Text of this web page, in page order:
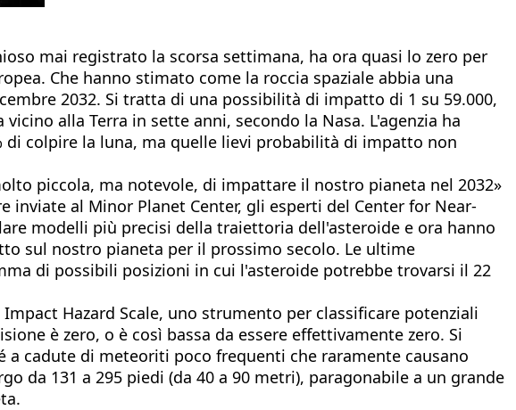
mai registrato la scorsa settimana, ha ora quasi lo zero per
Che hanno stimato come la roccia spaziale abbia una
2032. Si tratta di una possibilità di impatto di 1 su 59.000,
alla Terra in sette anni, secondo la Nasa. L'agenzia ha
colpire la luna, ma quelle lievi probabilità di impatto non
piccola, ma notevole, di impattare il nostro pianeta nel 2032»
inviate al Minor Planet Center, gli esperti del Center for Near-
modelli più precisi della traiettoria dell'asteroide e ora hanno
sul nostro pianeta per il prossimo secolo. Le ultime
di possibili posizioni in cui l'asteroide potrebbe trovarsi il 22
Hazard Scale, uno strumento per classificare potenziali
è zero, o è così bassa da essere effettivamente zero. Si
cadute di meteoriti poco frequenti che raramente causano
da 131 a 295 piedi (da 40 a 90 metri), paragonabile a un grande